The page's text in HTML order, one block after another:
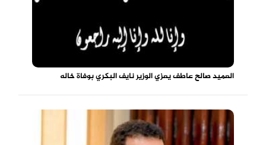
العميد صالح عاطف يعزي الوزير نايف البكري بوفاة خاله